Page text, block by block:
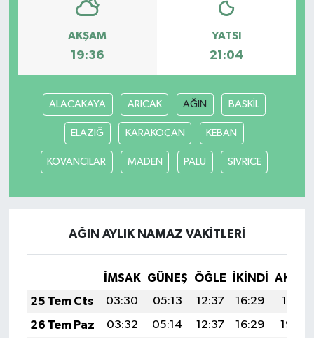
AKŞAM
19:36
YATSI
21:04
ALACAKAYA ARICAK AĞIN BASKİL
ELAZIĞ KARAKOÇAN KEBAN
KOVANCILAR MADEN PALU SİVRİCE
AĞIN AYLIK NAMAZ VAKITLERI
İMSAK GÜNEŞ ÖĞLE İKINDI
25 Tem Cts
03:30 05:13 12:37 16:29
19:51
26 Tem Paz
03:32 05:14 12:37 16:29
19:50